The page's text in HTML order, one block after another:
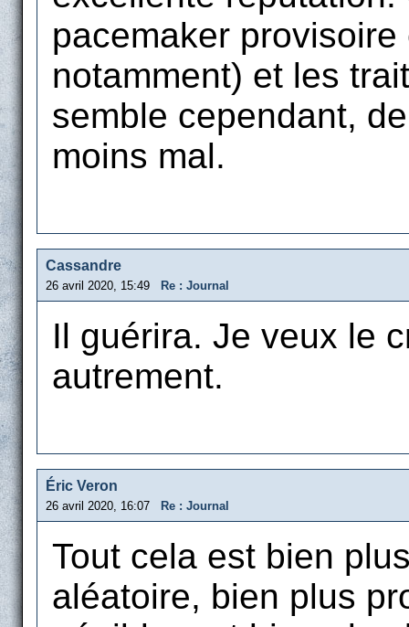
pacemaker
notamment) et les
semble cependant,
moins mal.
Cassandre
26 avril 2020, 15:49 Re : Journal
Il guérira. Je veux le
autrement.
Éric Veron
26 avril 2020, 16:07 Re : Journal
Tout cela est bien
aléatoire, bien plus